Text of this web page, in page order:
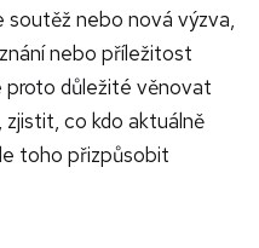
soutěž nebo nová výzva,
nebo příležitost
proto důležité věnovat
zjistit, co kdo aktuálně
toho přizpůsobit